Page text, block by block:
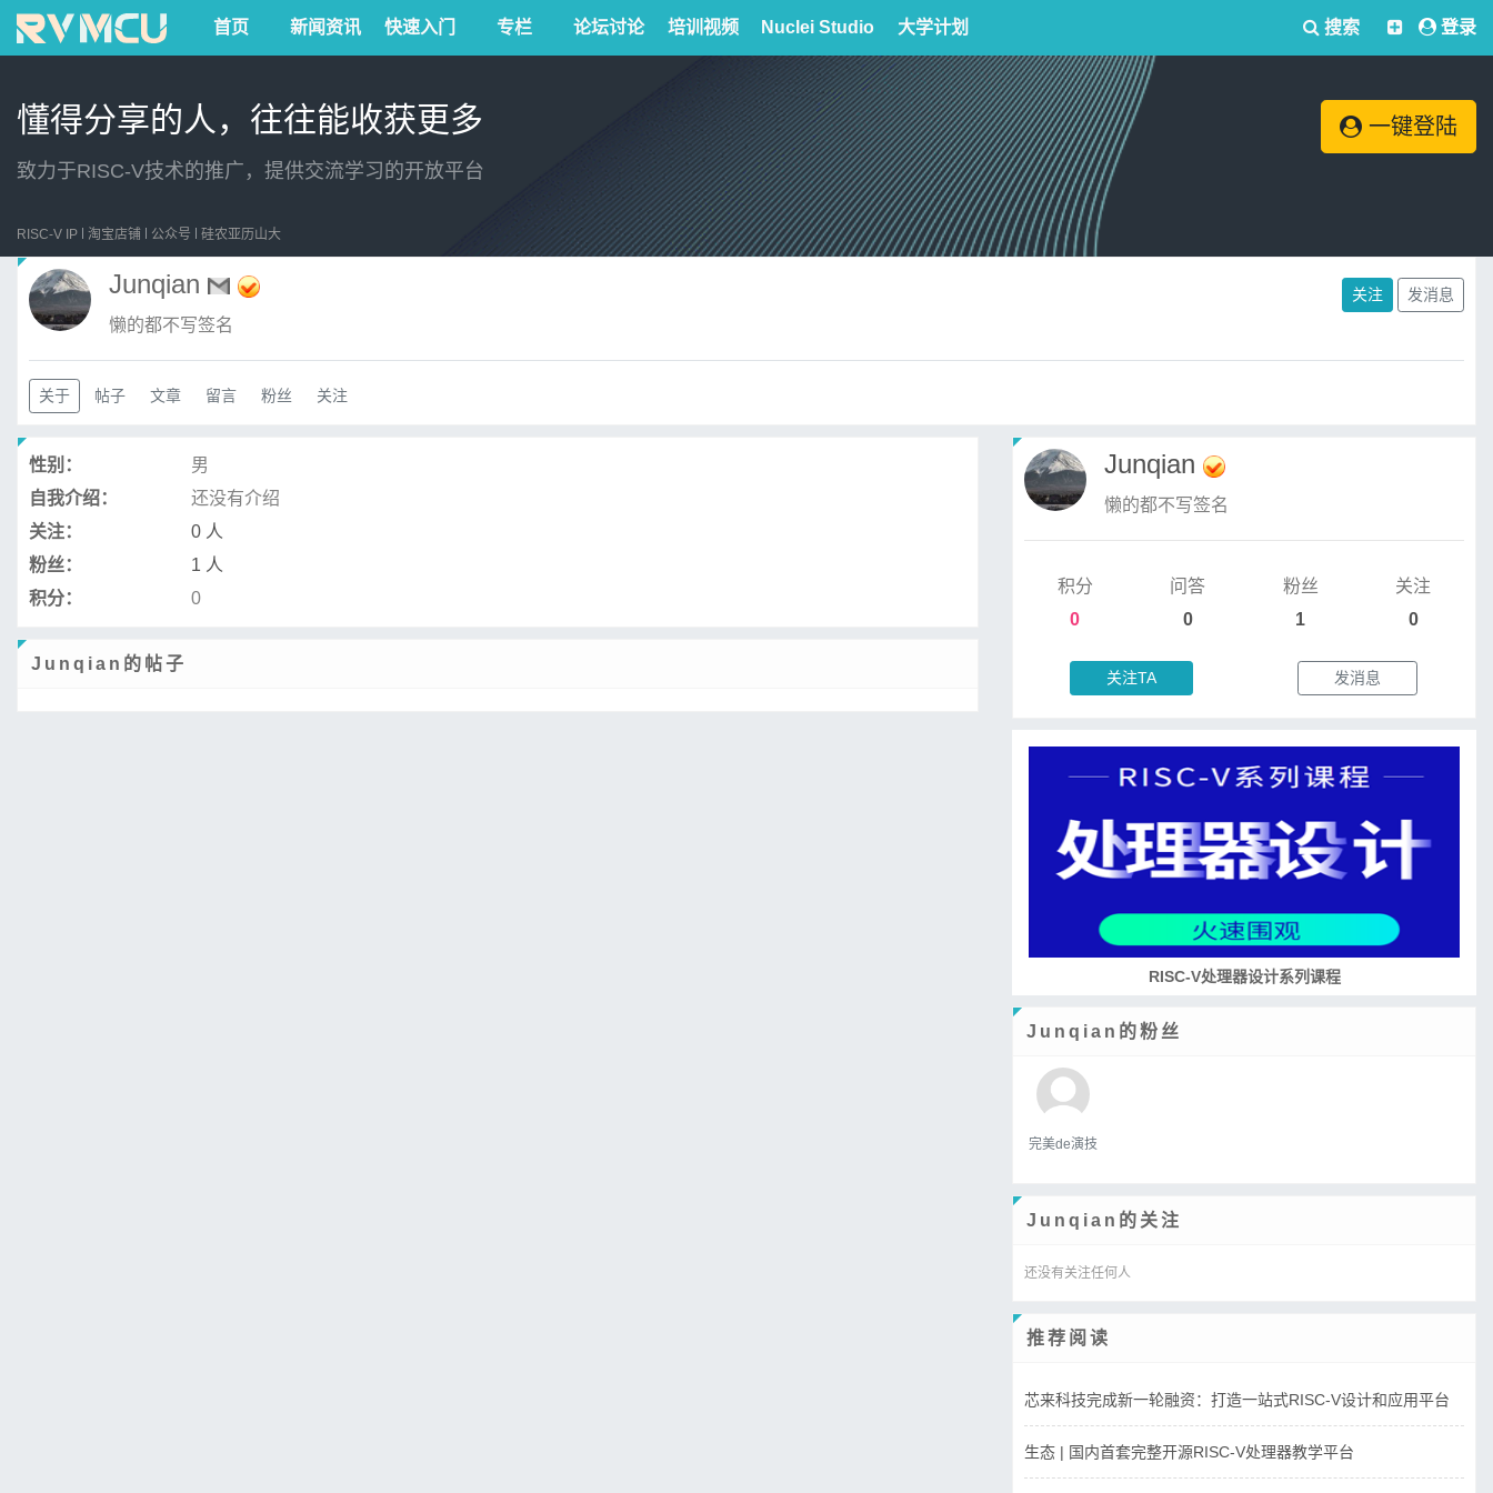
首页 新闻资讯 快速入门 专栏 论坛讨论 培训视频 Nuclei Studio 大学计划 搜索 登录
懂得分享的人，往往能收获更多
致力于RISC-V技术的推广，提供交流学习的开放平台
一键登陆
RISC-V IP 淘宝店铺 公众号 硅农亚历山大
Junqian
懒的都不写签名
关注 发消息
关于 帖子 文章 留言 粉丝 关注
性别：
男
自我介绍：
还没有介绍
关注：
0 人
粉丝：
1 人
积分：
0
Junqian的帖子
Junqian
懒的都不写签名
积分
0
问答
0
粉丝
1
关注
0
关注TA 发消息
培养RISC-V大学土壤 共建RISC-V教育生态
Junqian的粉丝
完美de演技
Junqian的关注
还没有关注任何人
推荐阅读
芯来科技完成新一轮融资：打造一站式RISC-V设计和应用平台
生态 | 国内首套完整开源RISC-V处理器教学平台